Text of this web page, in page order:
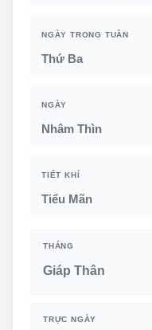
NGÀY TRONG TUẦN
Thứ Ba
NGÀY
Nhâm Thìn
TIẾT KHÍ
Tiểu Mãn
THÁNG
Giáp Thân
TRỰC NGÀY